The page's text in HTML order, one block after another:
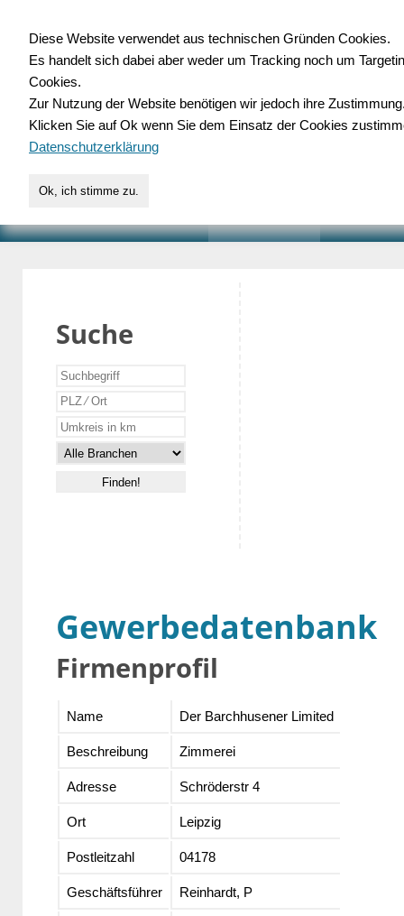
für Handwerk,
Suche
Gewerbedatenbank
Firmenprofil
Name Der Barchhusener Limited
Beschreibung Zimmerei
Adresse Schröderstr 4
Ort Leipzig
Postleitzahl 04178
Geschäftsführer Reinhardt, P
Diese Website verwendet aus technischen Gründen Cookies.
Es handelt sich dabei aber weder um Tracking noch um
Cookies.
Zur Nutzung der Website benötigen wir jedoch ihre
Klicken Sie auf Ok wenn Sie dem Einsatz der Cookies
Datenschutzerklärung
Ok, ich stimme zu.